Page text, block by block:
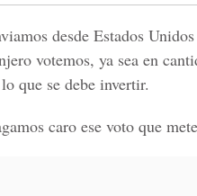
desde Estados
votemos, ya sea en
que se debe invertir.
caro ese voto que